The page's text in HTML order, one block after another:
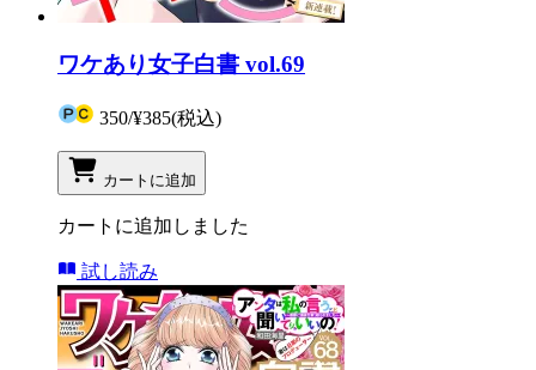
ワケあり女子白書 vol.69
350/¥385(税込)
カートに追加
カートに追加しました
試し読み